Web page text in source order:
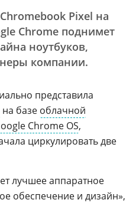
Pixel на
Chrome поднимет
ноутбуков,
компании.
представила
на базе облачной
Chrome OS,
циркулировать две
лучшее аппаратное
обеспечение и дизайн»,